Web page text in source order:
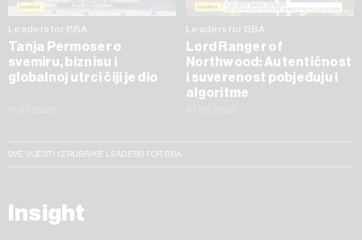
Leaders for BBA
Tanja Permoser o
svemiru, biznisu i
globalnoj utrci čiji je dio
Leaders for BBA
Lord Ranger of
Northwood: Autentičnost
i suverenost pobjeđuju i
algoritme
SVE VIJESTI IZ RUBRIKE LEADERS FOR BBA
Insight